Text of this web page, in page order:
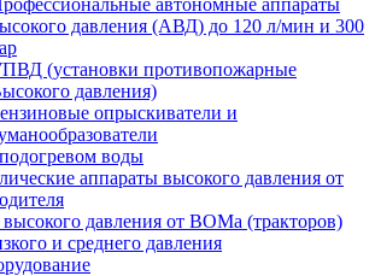
автономные аппараты
давления (АВД) до 120 л/мин и 300
(установки противопожарные
давления)
опрыскиватели и
воды
аппараты высокого давления от
давления от ВОМа (тракторов)
и среднего давления